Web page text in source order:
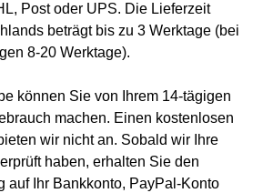
Post oder UPS. Die Lieferzeit
beträgt bis zu 3 Werktage (bei
8-20 Werktage).
können Sie von Ihrem 14-tägigen
machen. Einen kostenlosen
wir nicht an. Sobald wir Ihre
haben, erhalten Sie den
auf Ihr Bankkonto, PayPal-Konto